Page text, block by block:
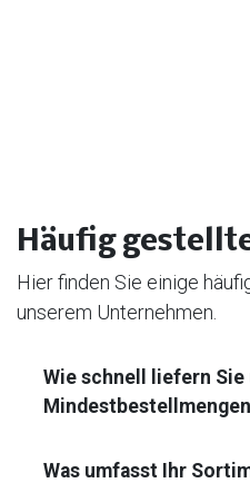
Häufig
Hier finden Sie einige
unserem Unternehmen.
Wie schnell liefern Sie
Was umfasst Ihr